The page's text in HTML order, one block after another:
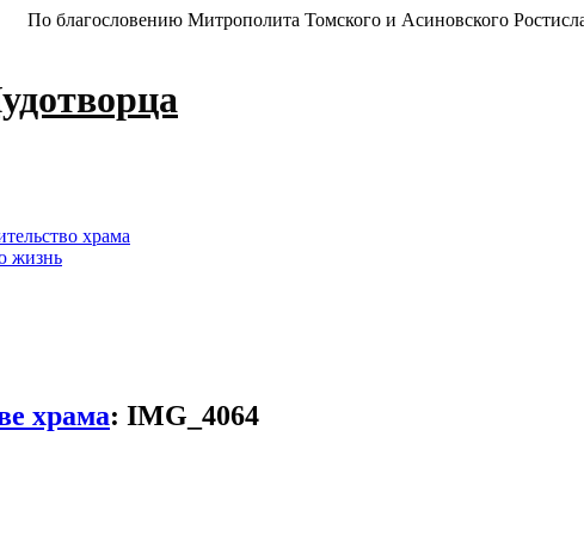
По благословению Митрополита Томского и Асиновского
храма
жизнь
храма: IMG_4064